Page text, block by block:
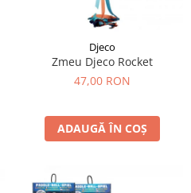
Djeco
Zmeu Djeco Rocket
47,00 RON
ADAUGĂ ÎN COȘ